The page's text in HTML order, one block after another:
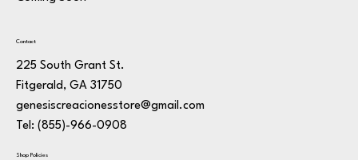
Contact
225 South Grant St.
Fitgerald, GA 31750
genesiscreacionesstore@gmail.com
Tel: (855)-966-0908
Shop Policies